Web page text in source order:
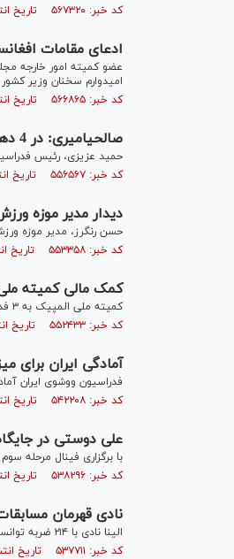
کد خبر: ۵۶۷۳۲۰ تاریخ انتشار : ۱۳۹۸/۰۸/۲۱
ادعای مقامات
عضو کمیته امور خارجه
امیدوارم سخنان وزیر
کد خبر: ۵۶۶۸۶۵ تاریخ انتشار : ۱۳۹۸/۰۸/۲۱
صالحی‎امیری: در 4 دهه گذشته حاشیه ورزش را آزار داده است
حمید عزیزی، رئیس
کد خبر: ۵۵۶۵۶۷ تاریخ انتشار : ۱۳۹۸/۰۷/۱۵
دیدار مدیر موزه
حسن رنگرز، مدیر موزه
کد خبر: ۵۵۳۳۵۸ تاریخ انتشار : ۱۳۹۸/۰۷/۰۵
کمک مالی کمیته ملی
کمیته ملی المپیک به ۳ فدراسیون کمک مالی کرد.
کد خبر: ۵۵۲۴۳۳ تاریخ انتشار : ۱۳۹۸/۰۷/۰۲
آمادگی ایران برای
فدراسیون ووشوی ایران
کد خبر: ۵۴۲۲۰۸ تاریخ انتشار : ۱۳۹۸/۰۵/۲۶
علی دوستی در
با برگزاری فینال مرحله
کد خبر: ۵۳۸۲۹۶ تاریخ انتشار : ۱۳۹۸/۰۵/۱۱
نادى قهرمان مسابقات کشورى زیر
الینا نادى با ۲۱۴ ضربه توانست قهرمان مسابقات کشورى زیر ۱۸ سال گلف دختران شد.
کد خبر: ۵۳۷۷۱۱ تاریخ انتشار : ۱۳۹۸/۰۵/۰۸